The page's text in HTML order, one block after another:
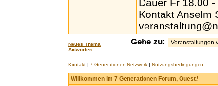
Dauer Fr 18.00
Kontakt Anselm
Neues Thema
Antworten
Gehe zu:
Kontakt | 7 Generationen Netzwerk | Nutzungsbedingungen
Willkommen im 7 Generationen Forum, Guest!